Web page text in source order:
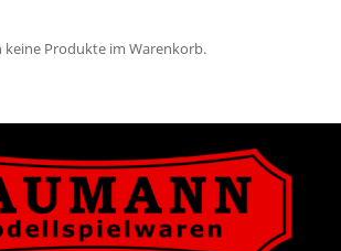
keine Produkte im Warenkorb.